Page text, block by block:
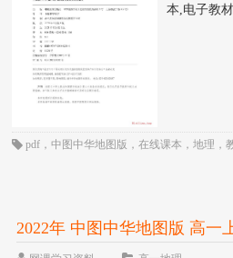
本,电子教
pdf ，中图中华地图版 ，在线课本 ，地理 ，
2022年 中图中华地图版 高一
课本 pdf 高清